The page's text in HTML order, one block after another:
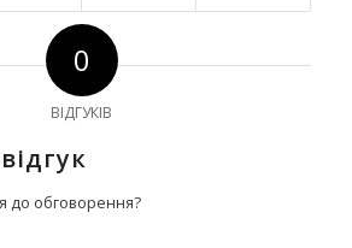
0
ВІДГУКІВ
до обговорення?